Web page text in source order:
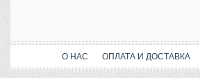
О НАС ОПЛАТА И ДОСТАВКА